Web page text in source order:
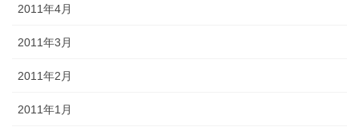
2011年4月
2011年3月
2011年2月
2011年1月